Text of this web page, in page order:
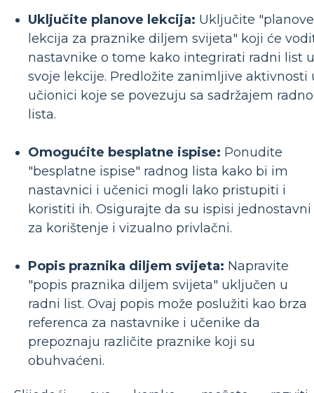
Uključite planove lekcija: Uključite "planove
lekcija za praznike diljem svijeta" koji će
nastavnike o tome kako integrirati radni list u
svoje lekcije. Predložite zanimljive aktivnosti
učionici koje se povezuju sa sadržajem
lista.
Omogućite besplatne ispise: Ponudite
"besplatne ispise" radnog lista kako bi im
nastavnici i učenici mogli lako pristupiti i
koristiti ih. Osigurajte da su ispisi jednostavni
za korištenje i vizualno privlačni.
Popis praznika diljem svijeta: Napravite
"popis praznika diljem svijeta" uključen u
radni list. Ovaj popis može poslužiti kao brza
referenca za nastavnike i učenike da
prepoznaju različite praznike koji su
obuhvaćeni.